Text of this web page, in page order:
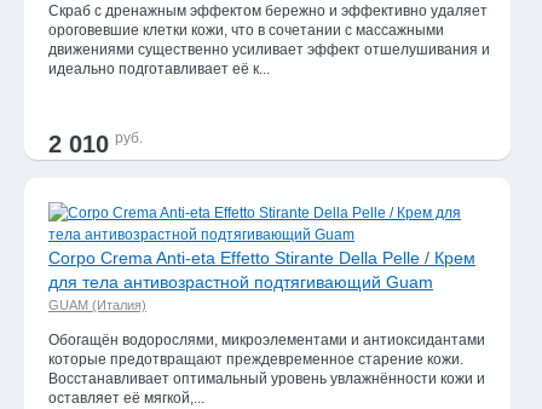
Скраб с дренажным эффектом бережно и эффективно удаляет
ороговевшие клетки кожи, что в сочетании с массажными
движениями существенно усиливает эффект отшелушивания и
идеально подготавливает её к...
2 010 руб.
Corpo Crema Anti-eta Effetto Stirante Della Pelle / Крем
для тела антивозрастной подтягивающий Guam
GUAM (Италия)
Обогащён водорослями, микроэлементами и антиоксидантами
которые предотвращают преждевременное старение кожи.
Восстанавливает оптимальный уровень увлажнённости кожи и
оставляет её мягкой,...